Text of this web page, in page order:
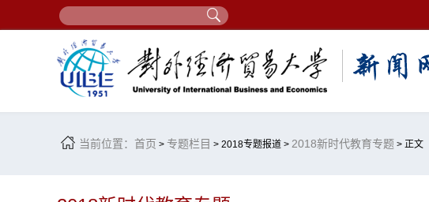
当前位置： 首页 > 专题栏目 > 2018专题报道 > 2018新时代教育专题 > 正文